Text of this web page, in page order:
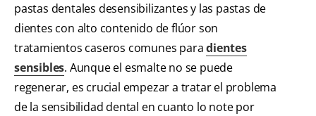
pastas dentales desensibilizantes y las pastas de
dientes con alto contenido de flúor son
tratamientos caseros comunes paradientes
sensibles. Aunque el esmalte no se puede
regenerar, es crucial empezar a tratar el problema
de la sensibilidad dental en cuanto lo note por